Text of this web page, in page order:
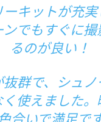
キットが充実
ンでもすぐに
るのが良い！
群で、シュ
く使えました
合いで満足です